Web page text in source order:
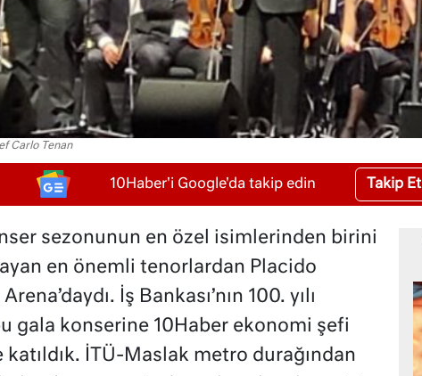
Carlo Tenan
10Haber'i Google'da takip edin Takip Et
sezonunun en özel isimlerinden birini
en önemli tenorlardan Placido
İş Bankası’nın 100. yılı
gala konserine 10Haber ekonomi şefi
İTÜ-Maslak metro durağından